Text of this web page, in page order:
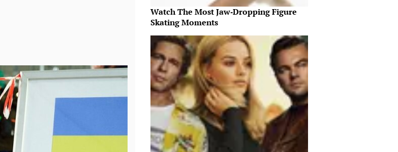
Watch The Most Jaw‑Dropping Figure
Skating Moments